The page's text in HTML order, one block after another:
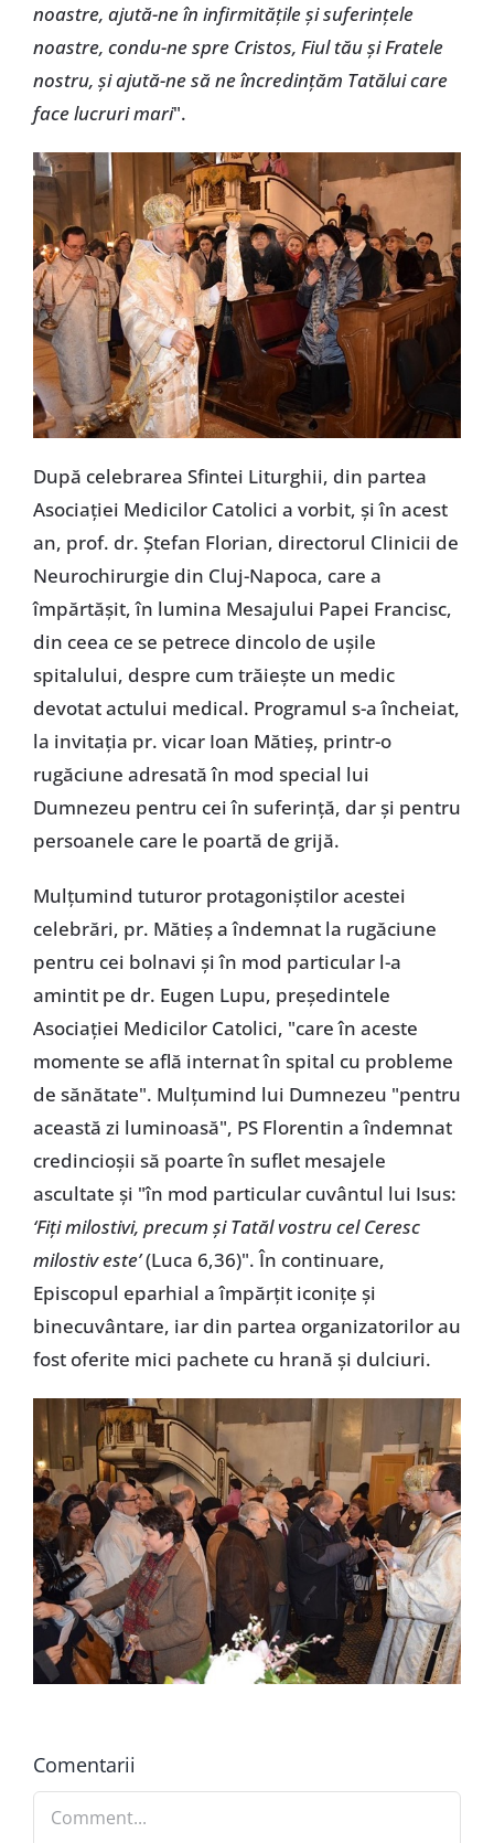
noastre, ajută-ne în infirmitățile și suferințele
noastre, condu-ne spre Cristos, Fiul tău și Fratele
nostru, și ajută-ne să ne încredințăm Tatălui care
face lucruri mari".
După celebrarea Sfintei Liturghii, din partea
Asociației Medicilor Catolici a vorbit, și în acest
an, prof. dr. Ștefan Florian, directorul Clinicii de
Neurochirurgie din Cluj-Napoca, care a
împărtășit, în lumina Mesajului Papei Francisc,
din ceea ce se petrece dincolo de ușile
spitalului, despre cum trăiește un medic
devotat actului medical. Programul s-a încheiat,
la invitația pr. vicar Ioan Mătieș, printr-o
rugăciune adresată în mod special lui
Dumnezeu pentru cei în suferință, dar și pentru
persoanele care le poartă de grijă.
Mulțumind tuturor protagoniștilor acestei
celebrări, pr. Mătieș a îndemnat la rugăciune
pentru cei bolnavi și în mod particular l-a
amintit pe dr. Eugen Lupu, președintele
Asociației Medicilor Catolici, "care în aceste
momente se află internat în spital cu probleme
de sănătate". Mulțumind lui Dumnezeu "pentru
această zi luminoasă", PS Florentin a îndemnat
credincioșii să poarte în suflet mesajele
ascultate și "în mod particular cuvântul lui Isus:
‘Fiți milostivi, precum și Tatăl vostru cel Ceresc
milostiv este’(Luca 6,36)". În continuare,
Episcopul eparhial a împărțit iconițe și
binecuvântare, iar din partea organizatorilor au
fost oferite mici pachete cu hrană și dulciuri.
Comentarii
Comment